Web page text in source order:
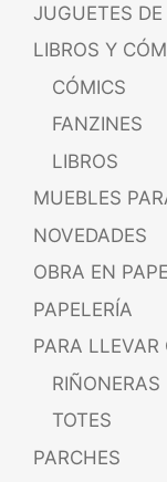
JUGUETES
LIBROS Y
CÓMICS
FANZINES
LIBROS
MUEBLES
NOVEDADES
OBRA EN
PAPELERÍA
PARA LLEVAR
RIÑONERAS
TOTES
PARCHES